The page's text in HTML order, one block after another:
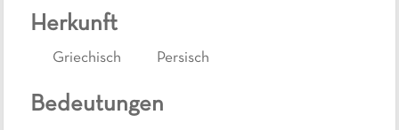
Herkunft
Griechisch Persisch
Bedeutungen